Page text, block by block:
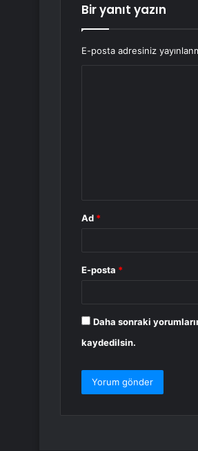
Bir yanıt yazın
E-posta adresiniz
Ad *
E-posta *
Daha sonraki
kaydedilsin.